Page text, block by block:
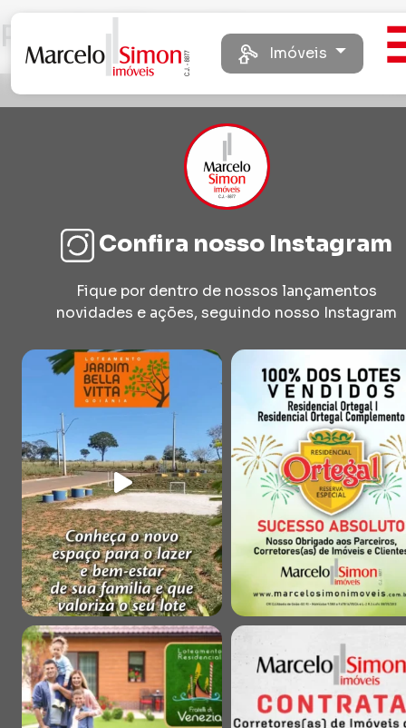
Imóveis
Rancho Dourado
Confira nosso Instagram
Fique por dentro de nossos lançamentos
novidades e ações, seguindo nosso Instagram